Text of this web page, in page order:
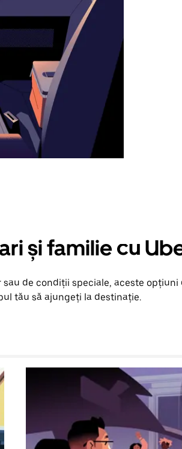
și familie cu
de condiții speciale, aceste opțiuni
tău să ajungeți la destinație.